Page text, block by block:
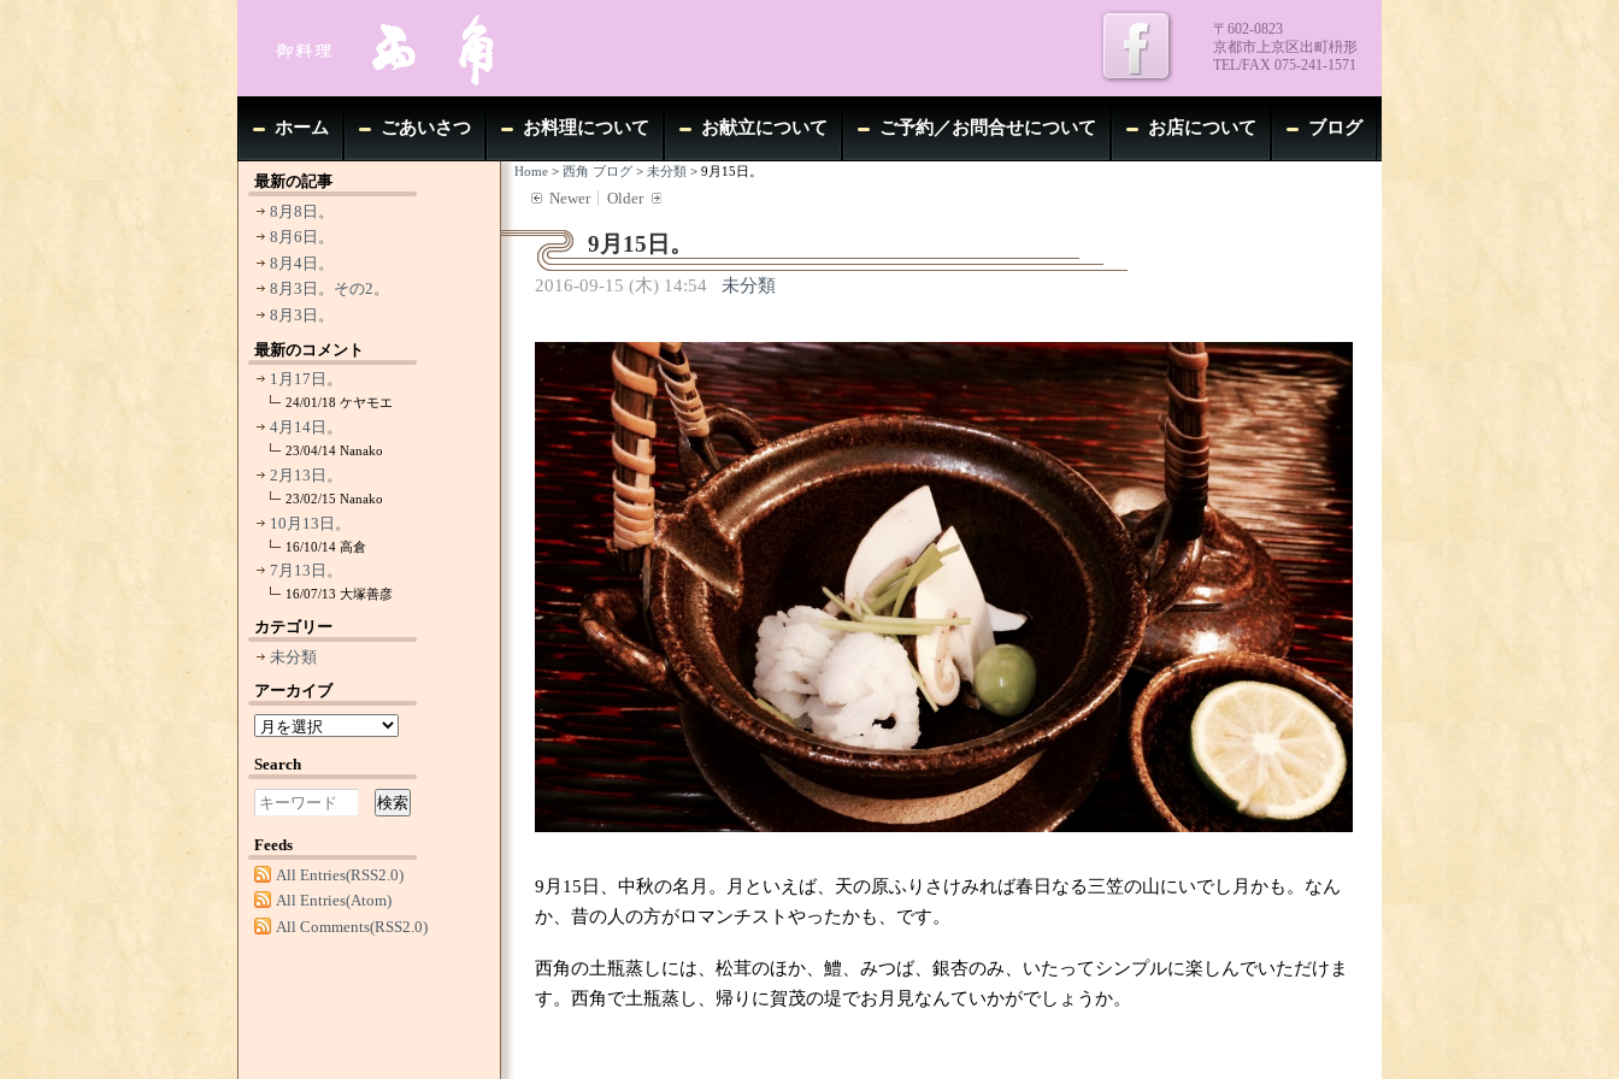
〒602-0823
京都市上京区出町枡形
TEL/FAX 075-241-1571
ホーム ごあいさつ お料理について お献立について ご予約／お問合せについて お店について ブログ
Home> 西角 ブログ> 未分類> 9月15日。
Newer Older
9月15日。
2016-09-15 (木) 14:54 未分類
9月15日、中秋の名月。月といえば、天の原ふりさけみれば春日なる三笠の山にいでし月かも。なん
か、昔の人の方がロマンチストやったかも、です。
西角の土瓶蒸しには、松茸のほか、鱧、みつば、銀杏のみ、いたってシンプルに楽しんでいただけま
す。西角で土瓶蒸し、帰りに賀茂の堤でお月見なんていかがでしょうか。
最新の記事
8月8日。
8月6日。
8月4日。
8月3日。その2。
8月3日。
最新のコメント
1月17日。
24/01/18ケヤモエ
4月14日。
23/04/14Nanako
2月13日。
23/02/15Nanako
10月13日。
16/10/14高倉
7月13日。
16/07/13大塚善彦
カテゴリー
未分類
アーカイブ
Search
検索
Feeds
All Entries(RSS2.0)
All Entries(Atom)
All Comments(RSS2.0)